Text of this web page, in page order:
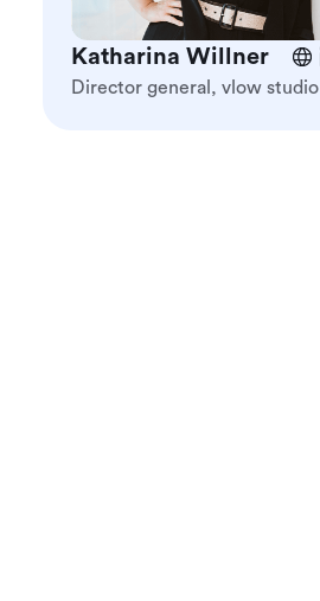
Katharina Willner
Director general, vlow studio